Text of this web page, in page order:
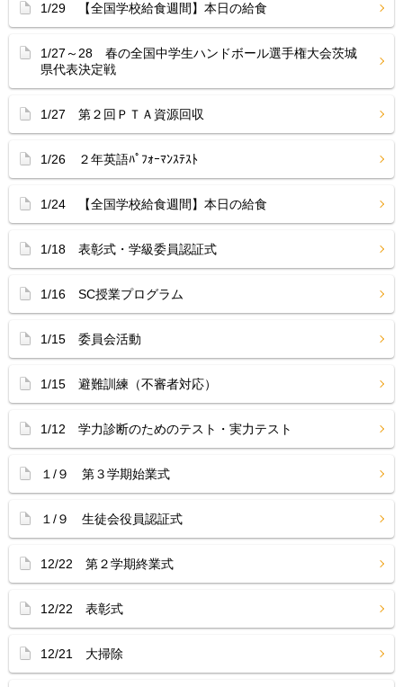
1/29 【全国学校給食週間】本日の給食
1/27～28 春の全国中学生ハンドボール選手権大会茨城
県代表決定戦
1/27 第２回ＰＴＡ資源回収
1/26 ２年英語ﾊﾟﾌｫｰﾏﾝｽﾃｽﾄ
1/24 【全国学校給食週間】本日の給食
1/18 表彰式・学級委員認証式
1/16 SC授業プログラム
1/15 委員会活動
1/15 避難訓練（不審者対応）
1/12 学力診断のためのテスト・実力テスト
１/９ 第３学期始業式
１/９ 生徒会役員認証式
12/22 第２学期終業式
12/22 表彰式
12/21 大掃除